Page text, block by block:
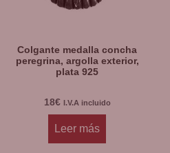
Colgante medalla concha
peregrina, argolla exterior,
plata 925
18€ I.V.A incluido
Leer más